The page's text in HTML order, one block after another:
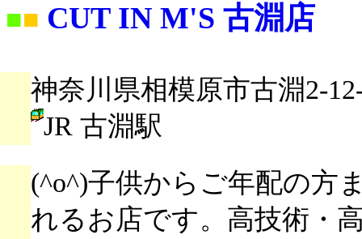
■■ CUT IN M'S 古淵店
神奈川県相模原市古淵2-
JR 古淵駅
(^o^)子供からご年配の方
れるお店です。高技術・